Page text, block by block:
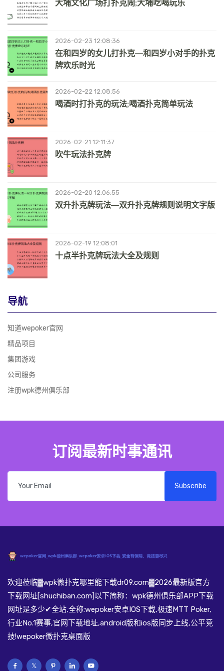
大埔文化广场打扑克闹;大埔吃喝玩乐
2026-02-23 12:08:36
在和四岁的女儿打扑克—和四岁小对手的扑克
牌欢乐时光
2026-02-22 12:08:56
喝酒时打扑克的玩法;喝酒扑克简单玩法
2026-02-21 12:11:37
吹牛玩法扑克牌
2026-02-20 12:06:55
双升扑克牌玩法—双升扑克牌规则说明文字版
2026-02-19 12:08:01
十点半扑克牌玩法大全及规则
导航
知道wepoker官网
精品项目
集团游戏
公司服务
注册wpk德州俱乐部
订阅最新时事通讯
Subscribe
欢迎莅临▓wpk微扑克哪里能下载dr09.com▓2026最新版官方
下载网址[shuchiban.com]以下简称：wpk德州俱乐部APP下载
网址是多少✔全站,全称:wepoker安卓IOS下载,极速MTT Poker,
行业No.1赛事,官网下载地址,android版和ios版同步上线,公平竞
技!wepoker微扑克桌面版